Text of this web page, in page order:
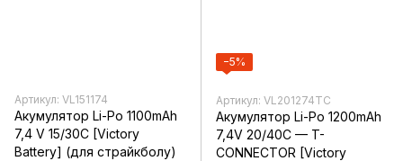
Артикул: VL151174
Акумулятор Li-Po 1100mAh
7,4 V 15/30C [Victory
Battery] (для страйкболу)
−5%
Артикул: VL201274TC
Акумулятор Li-Po 1200mAh
7,4V 20/40C — T-
CONNECTOR [Victory